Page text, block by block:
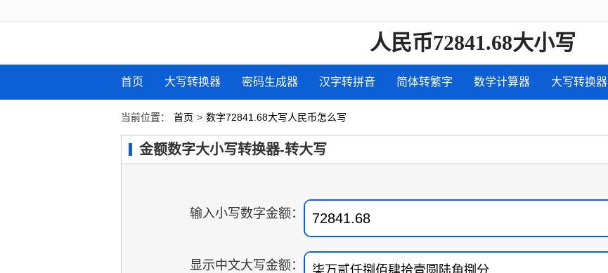
人民币72841.68大小写
首页 大写转换器 密码生成器 汉字转拼音 简体转繁字 数学计算器 大写转换器
当前位置： 首页 > 数字72841.68大写人民币怎么写
金额数字大小写转换器-转大写
输入小写数字金额：
显示中文大写金额：